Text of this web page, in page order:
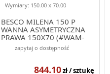
BESCO MILENA 150 P
WANNA ASYMETRYCZNA
PRAWA 150X70 (#WAM-
150-NP)
Wymiary: 150.00 x 70.00
zapytaj o dostępność
844.10zł / sztukę